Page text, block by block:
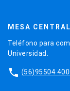
MESA CENTRAL
Teléfono para
Universidad.
phone (56)95504